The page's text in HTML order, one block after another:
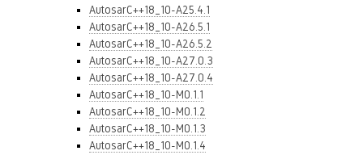
AutosarC++18_10-A25.4.1
AutosarC++18_10-A26.5.1
AutosarC++18_10-A26.5.2
AutosarC++18_10-A27.0.3
AutosarC++18_10-A27.0.4
AutosarC++18_10-M0.1.1
AutosarC++18_10-M0.1.2
AutosarC++18_10-M0.1.3
AutosarC++18_10-M0.1.4